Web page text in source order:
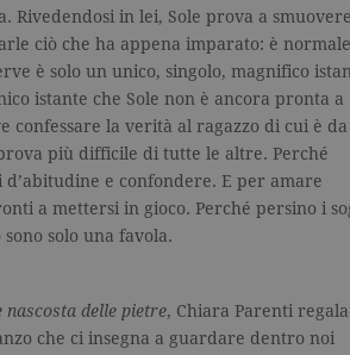
Rivedendosi in lei, Sole prova a
ciò che ha appena imparato: è normale
è solo un unico, singolo, magnifico
istante che Sole non è ancora pronta a
confessare la verità al ragazzo di cui è da
più difficile di tutte le altre. Perché
d’abitudine e confondere. E per amare
a mettersi in gioco. Perché persino i
solo una favola.
nascosta delle pietre, Chiara Parenti
che ci insegna a guardare dentro noi